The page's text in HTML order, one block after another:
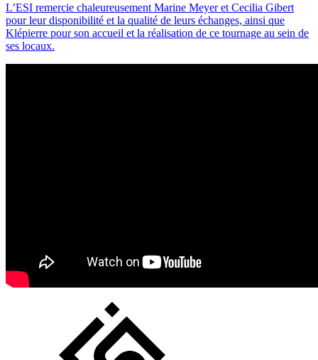
L’ESI remercie chaleureusement Marine Meyer et Cecilia Gibert
pour leur disponibilité et la qualité de leurs échanges, ainsi que
Klépierre pour son accueil et la réalisation de ce tournage au sein de
ses locaux.